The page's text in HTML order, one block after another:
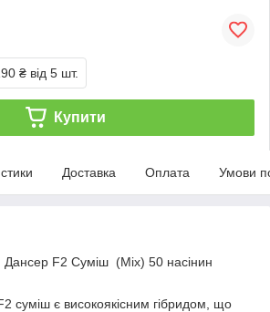
₴ від 5 шт.
Купити
Доставка Оплата Умови
Дансер F2 Суміш (Mix) 50 насінин
суміш є високоякісним гібридом, що